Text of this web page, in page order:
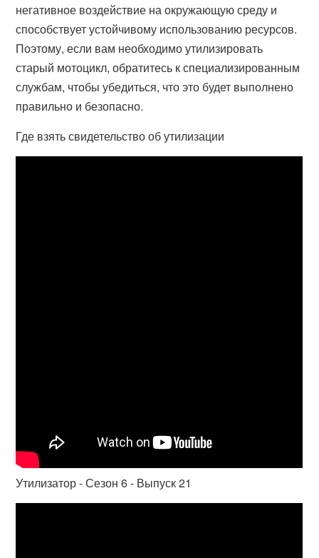
негативное воздействие на окружающую среду и
способствует устойчивому использованию ресурсов.
Поэтому, если вам необходимо утилизировать
старый мотоцикл, обратитесь к специализированным
службам, чтобы убедиться, что это будет выполнено
правильно и безопасно.
Где взять свидетельство об утилизации
Утилизатор - Сезон 6 - Выпуск 21